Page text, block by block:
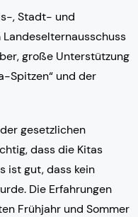
, Stadt- und
Landeselternausschuss
große Unterstützung
Spitzen“ und der
gesetzlichen
dass die Kitas
ist gut, dass kein
Die Erfahrungen
Frühjahr und Sommer